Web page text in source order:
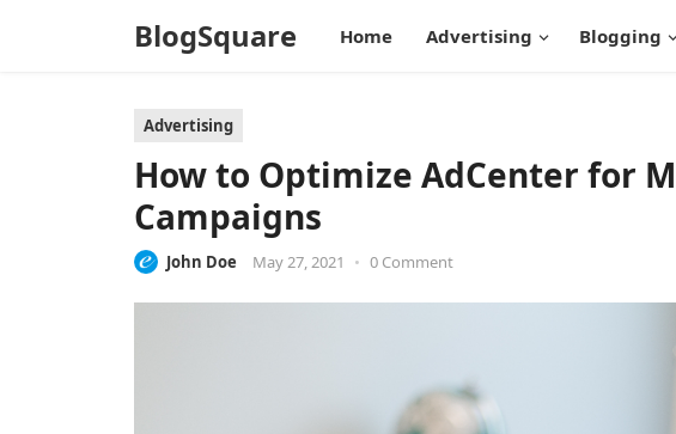
BlogSquare Home Advertising Blogging
Advertising
How to Optimize AdCenter for
Campaigns
John Doe May 27, 2021 • 0 Comment